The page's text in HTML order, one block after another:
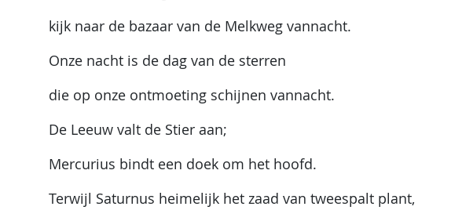
kijk naar de bazaar van de Melkweg vannacht.
Onze nacht is de dag van de sterren
die op onze ontmoeting schijnen vannacht.
De Leeuw valt de Stier aan;
Mercurius bindt een doek om het hoofd.
Terwijl Saturnus heimelijk het zaad van tweespalt plant,